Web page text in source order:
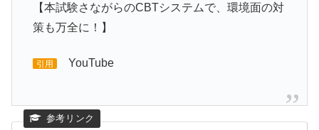
【本試験さながらのCBTシステムで、環境面の対
策も万全に！】
引用 YouTube